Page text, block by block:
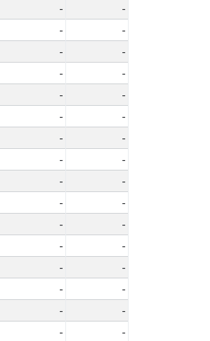
-
-
-
-
-
-
-
-
-
-
-
-
-
-
-
-
-
-
-
-
-
-
-
-
-
-
-
-
-
-
-
-